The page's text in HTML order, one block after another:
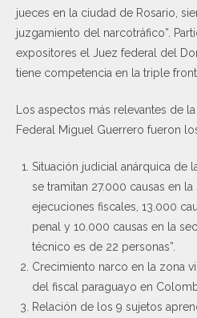
jueces en la ciudad de Rosario,
juzgamiento del narcotráfico”.
expositores el Juez federal del
tiene competencia en la triple
Los aspectos más relevantes de
Federal Miguel Guerrero fueron
Situación judicial anárquica de
se tramitan 27.000 causas en
ejecuciones fiscales, 13.000
penal y 10.000 causas en la
técnico es de 22 personas”.
Crecimiento narco en la zona
del fiscal paraguayo en
Relación de los 9 sujetos